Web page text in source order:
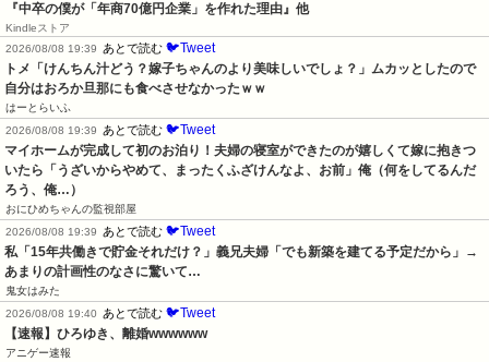
『中卒の僕が「年商70億円企業」を作れた理由』他
Kindleストア
2026/08/08 19:39 あとで読む 🐦Tweet
トメ「けんちん汁どう？嫁子ちゃんのより美味しいでしょ？」ムカッとしたので
自分はおろか旦那にも食べさせなかったｗｗ
はーとらいふ
2026/08/08 19:39 あとで読む 🐦Tweet
マイホームが完成して初のお泊り！夫婦の寝室ができたのが嬉しくて嫁に抱きつ
いたら「うざいからやめて、まったくふざけんなよ、お前」俺（何をしてるんだ
ろう、俺…）
おにひめちゃんの監視部屋
2026/08/08 19:39 あとで読む 🐦Tweet
私「15年共働きで貯金それだけ？」義兄夫婦「でも新築を建てる予定だから」→
あまりの計画性のなさに驚いて…
鬼女はみた
2026/08/08 19:40 あとで読む 🐦Tweet
【速報】ひろゆき、離婚wwwwww
アニゲー速報